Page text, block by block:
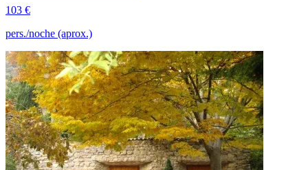
103 €
pers./noche (aprox.)